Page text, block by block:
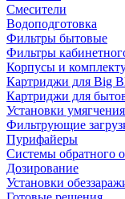
Смесители
Водоподготовка
Фильтры бытовые
Фильтры
Корпусы и
Картриджи для Big
Картриджи для
Установки умягчения
Фильтрующие
Пурифайеры
Системы обратного
Дозирование
Установки